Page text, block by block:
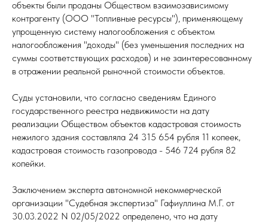
объекты были проданы Обществом взаимозависимому
контрагенту (ООО "Топливные ресурсы"), применяющему
упрощенную систему налогообложения с объектом
налогообложения "доходы" (без уменьшения последних на
суммы соответствующих расходов) и не заинтересованному
в отражении реальной рыночной стоимости объектов.
Суды установили, что согласно сведениям Единого
государственного реестра недвижимости на дату
реализации Обществом объектов кадастровая стоимость
нежилого здания составляла 24 315 654 рубля 11 копеек,
кадастровая стоимость газопровода - 546 724 рубля 82
копейки.
Заключением эксперта автономной некоммерческой
организации "Судебная экспертиза" Гафиуллина М.Г. от
30.03.2022 N 02/05/2022 определено, что на дату